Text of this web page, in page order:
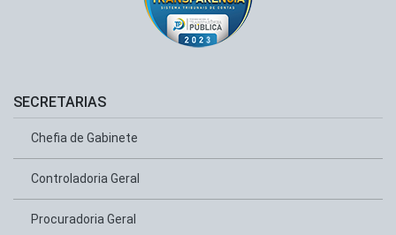
SECRETARIAS
Chefia de Gabinete
Controladoria Geral
Procuradoria Geral